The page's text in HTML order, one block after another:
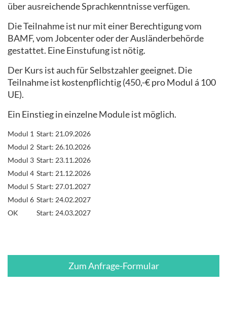
über ausreichende Sprachkenntnisse verfügen.
Die Teilnahme ist nur mit einer Berechtigung vom
BAMF, vom Jobcenter oder der Ausländerbehörde
gestattet. Eine Einstufung ist nötig.
Der Kurs ist auch für Selbstzahler geeignet. Die
Teilnahme ist kostenpflichtig (450,-€ pro Modul á 100
UE).
Ein Einstieg in einzelne Module ist möglich.
Modul 1 Start: 21.09.2026
Modul 2 Start: 26.10.2026
Modul 3 Start: 23.11.2026
Modul 4 Start: 21.12.2026
Modul 5 Start: 27.01.2027
Modul 6 Start: 24.02.2027
OK
Start: 24.03.2027
Zum Anfrage-Formular